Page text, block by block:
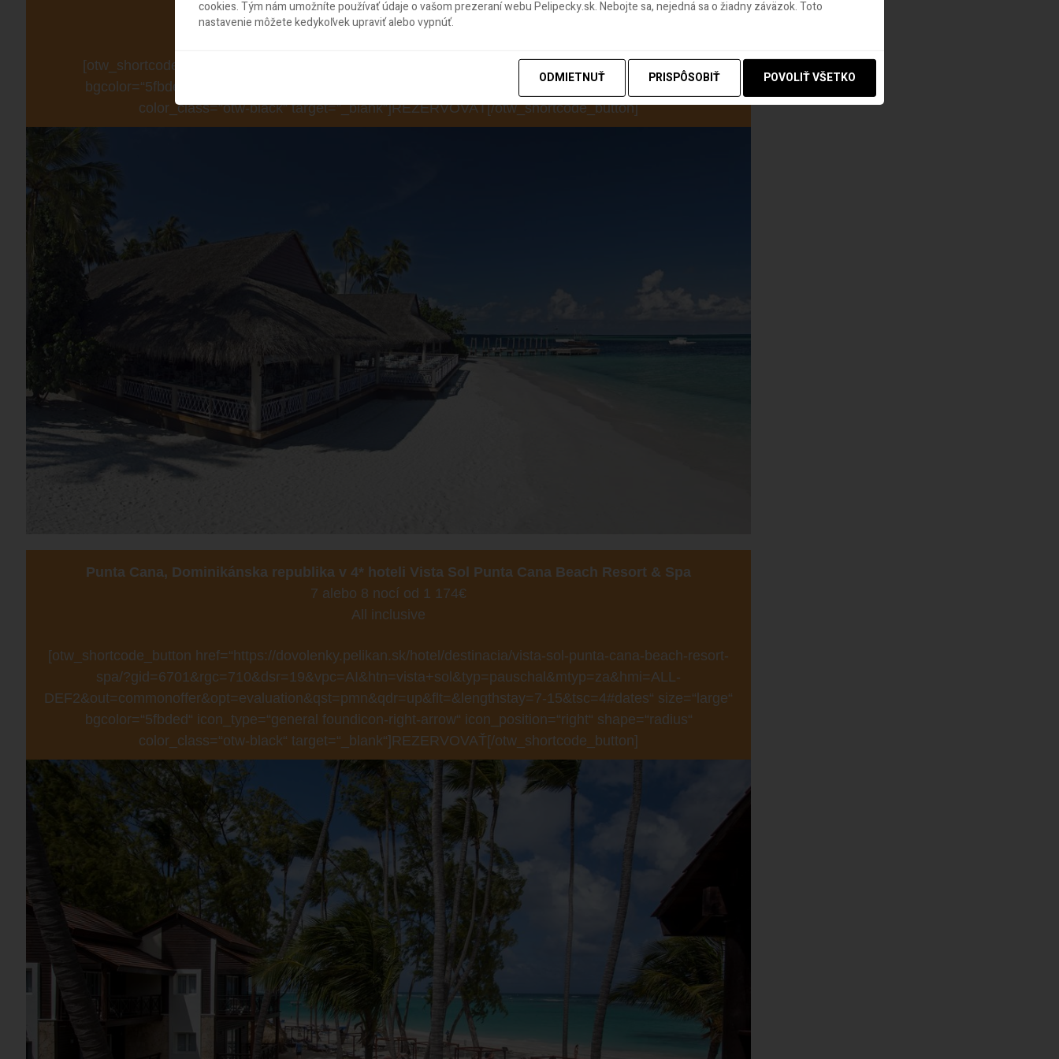
Na 6, 7 alebo 8 nocí od 1 189€
Polpenzia v cene
[otw_shortcode_button href=“https://www.pelikan.sk/sk/pobyt/maledivy-kuda-bandos“ size=“large“
bgcolor=“5fbded“ icon_type=“general foundicon-right-arrow“ icon_position=“right“ shape=“radius“
color_class=“otw-black“ target=“_blank“]REZERVOVAŤ[/otw_shortcode_button]
Punta Cana, Dominikánska republika v 4* hoteli Vista Sol Punta Cana Beach Resort & Spa
7 alebo 8 nocí od 1 174€
All inclusive
[otw_shortcode_button href=“https://dovolenky.pelikan.sk/hotel/destinacia/vista-sol-punta-cana-beach-resort-
spa/?gid=6701&rgc=710&dsr=19&vpc=AI&htn=vista+sol&typ=pauschal&mtyp=za&hmi=ALL-
DEF2&out=commonoffer&opt=evaluation&qst=pmn&qdr=up&flt=&lengthstay=7-15&tsc=4#dates“ size=“large“
bgcolor=“5fbded“ icon_type=“general foundicon-right-arrow“ icon_position=“right“ shape=“radius“
color_class=“otw-black“ target=“_blank“]REZERVOVAŤ[/otw_shortcode_button]
cookies. Tým nám umožníte používať údaje o vašom prezeraní webu Pelipecky.sk. Nebojte sa, nejedná sa o žiadny záväzok. Toto
nastavenie môžete kedykoľvek upraviť alebo vypnúť.
ODMIETNUŤ PRISPÔSOBIŤ POVOLIŤ VŠETKO